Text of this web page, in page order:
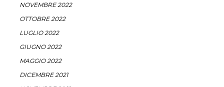
NOVEMBRE 2022
OTTOBRE 2022
LUGLIO 2022
GIUGNO 2022
MAGGIO 2022
DICEMBRE 2021